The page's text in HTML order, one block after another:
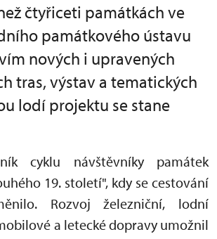
čtyřiceti památkách ve
památkového ústavu
nových i upravených
tras, výstav a tematických
lodí projektu se stane
cyklu návštěvníky památek
19. století", kdy se cestování
Rozvoj železniční, lodní
a letecké dopravy umožnil